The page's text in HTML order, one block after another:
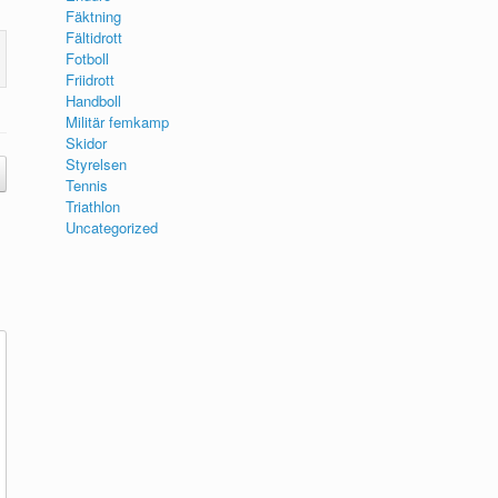
Fäktning
Fältidrott
Fotboll
Friidrott
Handboll
Militär femkamp
Skidor
Styrelsen
Tennis
Triathlon
Uncategorized